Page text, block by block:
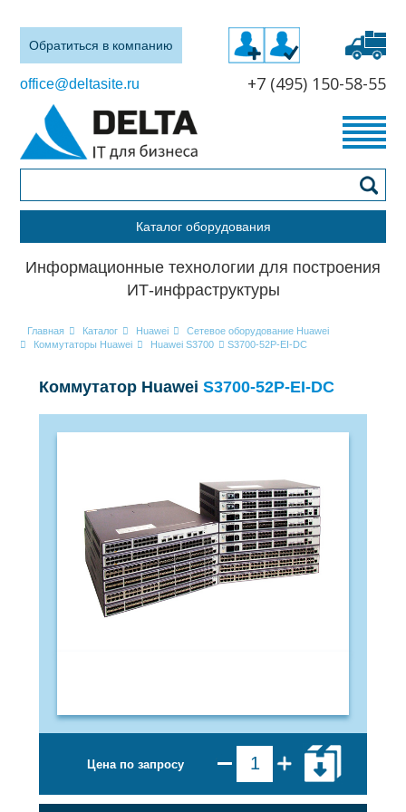
Обратиться в компанию
office@deltasite.ru +7 (495) 150-58-55
Каталог оборудования
Информационные технологии для построения
ИТ-инфраструктуры
Главная Каталог Huawei
Сетевое оборудование Huawei
Коммутаторы Huawei
Huawei S3700 S3700-52P-EI-DC
Коммутатор Huawei S3700-52P-EI-DC
Цена по запросу